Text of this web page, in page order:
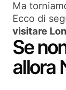
Ma
Ecco di
visitare
Se
allora